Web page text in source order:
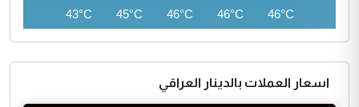
46°C
46°C
46°C
45°C
43°C
اسعار العملات بالدينار العراقي